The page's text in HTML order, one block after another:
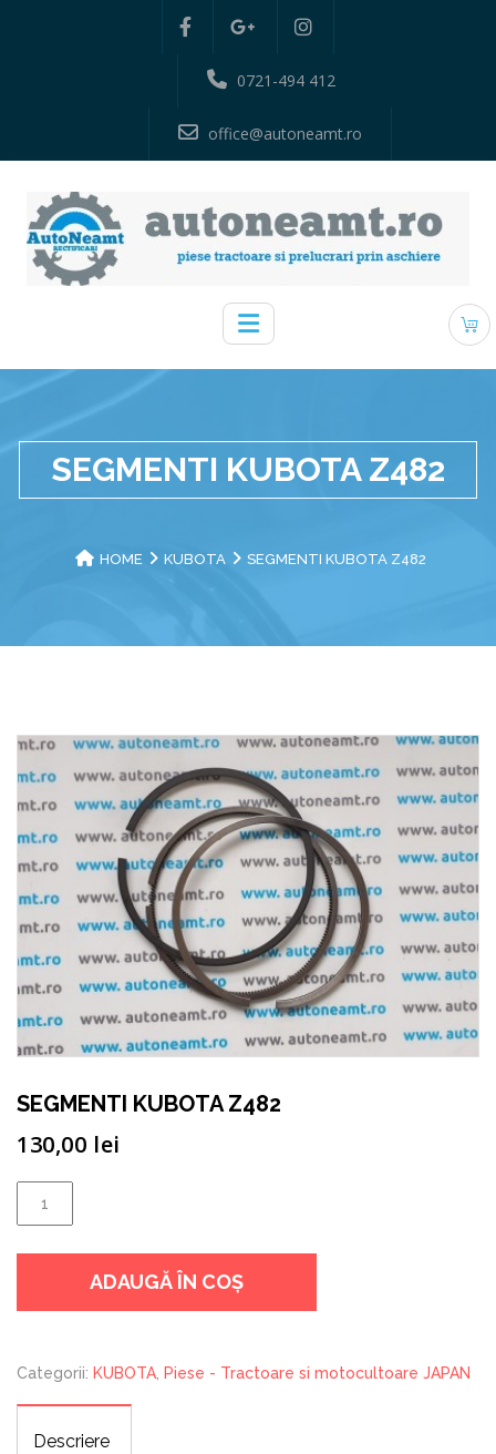
0721-494 412
office@autoneamt.ro
SEGMENTI KUBOTA Z482
HOME KUBOTA SEGMENTI KUBOTA Z482
SEGMENTI KUBOTA Z482
130,00 lei
SEGMENTI
KUBOTA
ADAUGĂ ÎN COȘ
Categorii: KUBOTA Piese - Tractoare si motocultoare JAPAN
Descriere